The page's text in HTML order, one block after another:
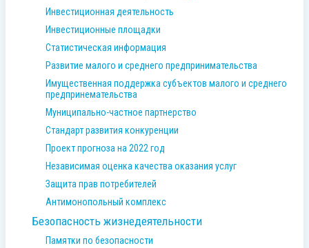
Инвестиционная деятельность
Инвестиционные площадки
Статистическая информация
Развитие малого и среднего предпринимательства
Имущественная поддержка субъектов малого и среднего
предпринемательства
Муниципально-частное партнерство
Стандарт развития конкуренции
Проект прогноза на 2022 год
Независимая оценка качества оказания услуг
Защита прав потребителей
Антимонопольный комплекс
Безопасность жизнедеятельности
Памятки по безопасности